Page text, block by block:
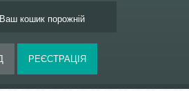
Ваш кошик порожній